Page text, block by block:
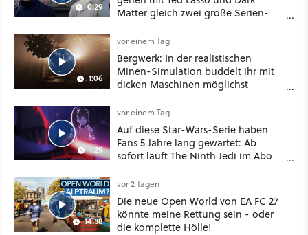
0:29
Matter gleich zwei große Serien-
1:06
vor einem Tag
Bergwerk: In der realistischen
Minen-Simulation buddelt ihr mit
dicken Maschinen möglichst
1:29
vor einem Tag
Auf diese Star-Wars-Serie haben
Fans 5 Jahre lang gewartet: Ab
sofort läuft The Ninth Jedi im Abo
14:38
vor 2 Tagen
Die neue Open World von EA FC 27
könnte meine Rettung sein - oder
die komplette Hölle!